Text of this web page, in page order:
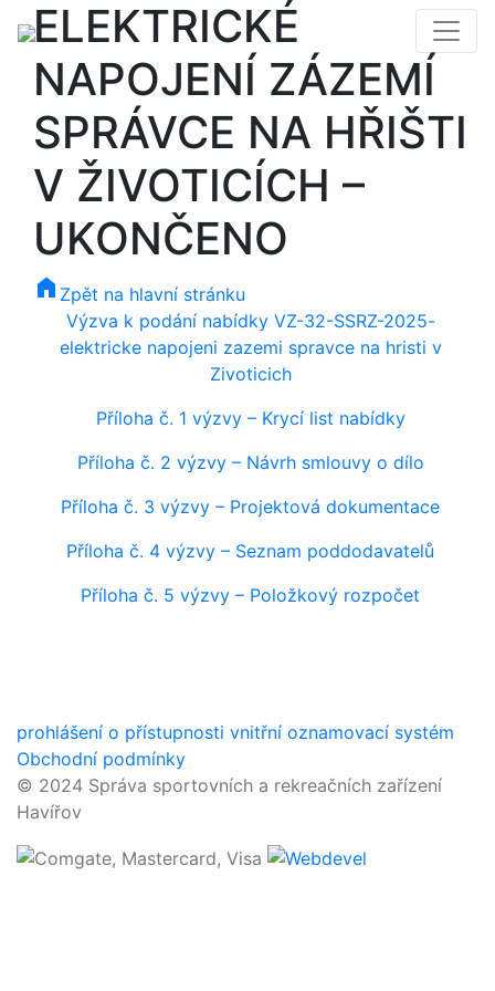
ELEKTRICKÉ
NAPOJENÍ ZÁZEMÍ
SPRÁVCE NA HŘIŠTI
V ŽIVOTICÍCH –
UKONČENO
home Zpět na hlavní stránku
Výzva k podání nabídky VZ-32-SSRZ-2025-
elektricke napojeni zazemi spravce na hristi v
Zivoticich
Příloha č. 1 výzvy – Krycí list nabídky
Příloha č. 2 výzvy – Návrh smlouvy o dílo
Příloha č. 3 výzvy – Projektová dokumentace
Příloha č. 4 výzvy – Seznam poddodavatelů
Příloha č. 5 výzvy – Položkový rozpočet
prohlášení o přístupnosti vnitřní oznamovací systém
Obchodní podmínky
© 2024 Správa sportovních a rekreačních zařízení
Havířov